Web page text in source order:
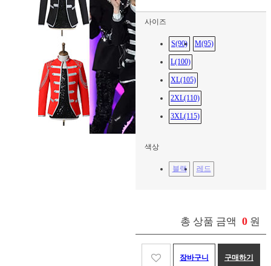
사이즈
S(90) M(95)
L(100)
XL(105)
2XL(110)
3XL(115)
색상
블랙 레드
총 상품 금액 0 원
장바구니 구매하기